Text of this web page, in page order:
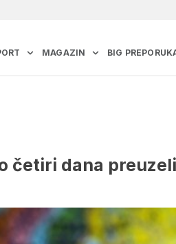
MAGAZIN BIG
četiri dana